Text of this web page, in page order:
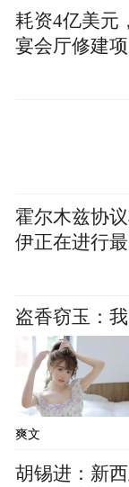
耗资4亿美元
宴会厅修建
霍尔木兹协
伊正在进行
盗香窃玉：
爽文
胡锡进：新